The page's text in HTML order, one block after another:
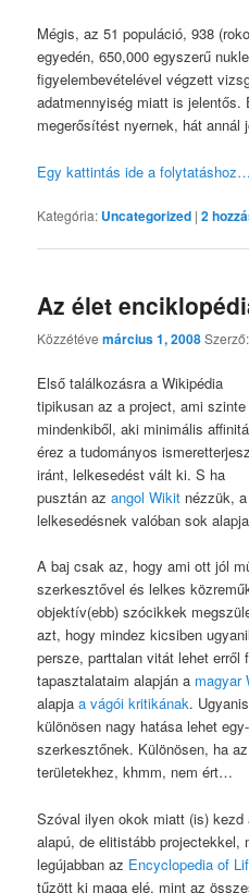
Mégis, az 51 populáció, 938
egyedén, 650,000 egyszerű
figyelembevételével végzett
adatmennyiség miatt is jelentős.
megerősítést nyernek, hát annál
Egy kattintás ide a
Kategória: Uncategorized |2
Az élet
Közzétévemárcius 1, 2008
Első találkozásra a Wikipédia
tipikusan az a project, ami szinte
mindenkiből, aki minimális
érez a tudományos
iránt, lelkesedést vált ki. S ha
pusztán azangol Wikit nézzük, a
lelkesedésnek valóban sok
A baj csak az, hogy ami ott jól
szerkesztővel és lelkes
objektív(ebb) szócikkek
azt, hogy mindez kicsiben
persze, parttalan vitát lehet erről
tapasztalataim alapján a magyar
alapjaa vágói kritikának.
különösen nagy hatása lehet
szerkesztőnek. Különösen, ha
területekhez, khmm, nem ért…
Szóval ilyen okok miatt (is)
alapú, de elitistább projectekkel,
legújabban az Encyclopedia of
tűzött ki maga elé, mint az